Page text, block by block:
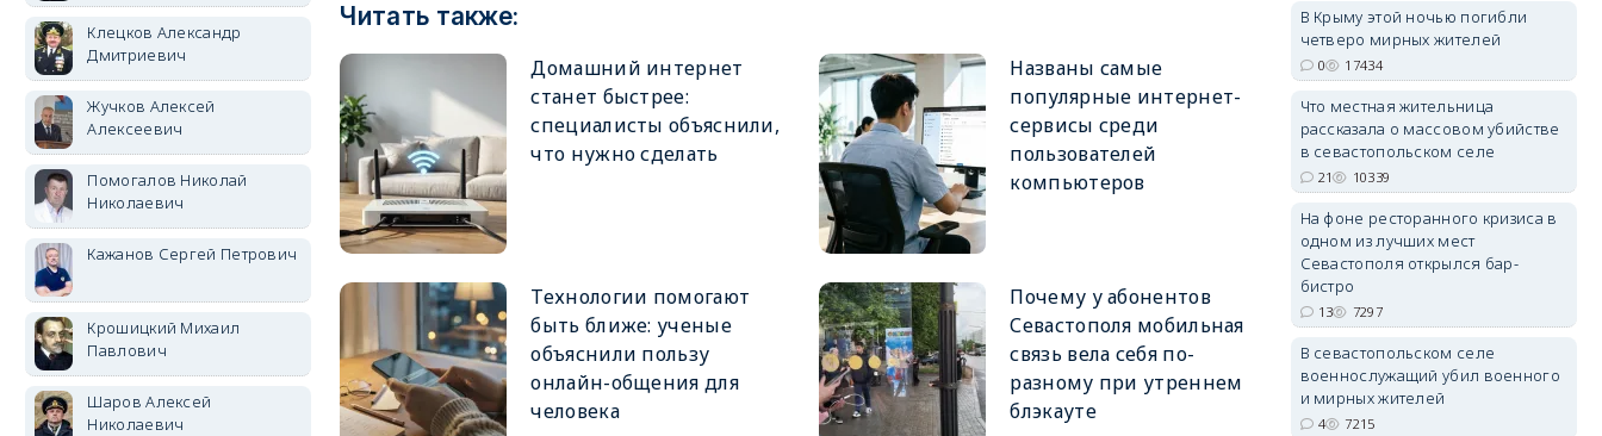
Читать также:
Домашний интернет
станет быстрее:
специалисты объяснили,
что нужно сделать
Названы самые
популярные интернет-
сервисы среди
пользователей
компьютеров
Технологии помогают
быть ближе: ученые
объяснили пользу
онлайн-общения для
человека
Почему у абонентов
Севастополя мобильная
связь вела себя по-
разному при утреннем
блэкауте
Клецков Александр
Дмитриевич
Жучков Алексей
Алексеевич
Помогалов Николай
Николаевич
Кажанов Сергей Петрович
Крошицкий Михаил
Павлович
Шаров Алексей
Николаевич
erid: 2SDnjdPjgYS
erid: 2SDnjdvhGXG
В Крыму этой ночью погибли
четверо мирных жителей
0 17434
Что местная жительница
рассказала о массовом убийстве
в севастопольском селе
21 10339
На фоне ресторанного кризиса в
одном из лучших мест
Севастополя открылся бар-
бистро
13 7297
В севастопольском селе
военнослужащий убил военного
и мирных жителей
4 7215